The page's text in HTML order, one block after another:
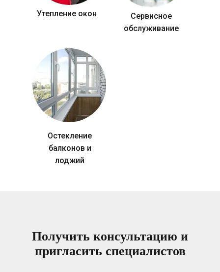
Утепление окон
Сервисное
обслуживание
Остекление
балконов и
лоджий
Получить консультацию и
пригласить специалистов